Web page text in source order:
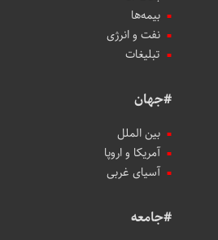
بیمه‌ها
نفت و انرژی
تبلیغات
#جهان
بین الملل
آمریکا و اروپا
آسیای غربی
#جامعه